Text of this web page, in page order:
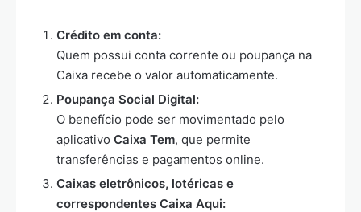
Crédito em conta:
Quem possui conta corrente ou poupança na
Caixa recebe o valor automaticamente.
Poupança Social Digital:
O benefício pode ser movimentado pelo
aplicativo Caixa Tem, que permite
transferências e pagamentos online.
Caixas eletrônicos, lotéricas e
correspondentes Caixa Aqui: